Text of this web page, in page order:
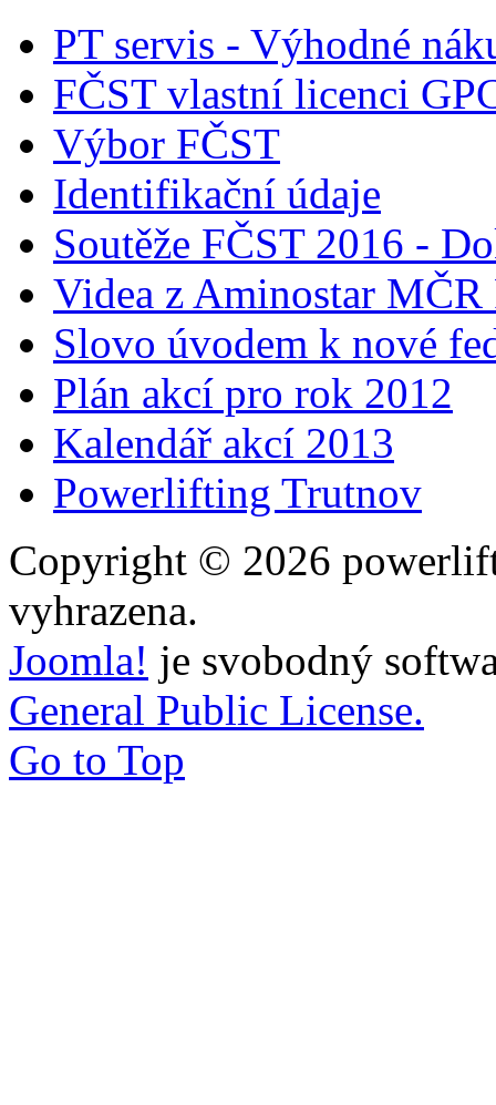
PT servis - Výhodné
FČST vlastní licenci
Výbor FČST
Identifikační údaje
Soutěže FČST 2016 -
Videa z Aminostar MČR
Slovo úvodem k nové
Plán akcí pro rok 2012
Kalendář akcí 2013
Powerlifting Trutnov
Copyright © 2026
vyhrazena.
Joomla! je svobodný
General Public License.
Go to Top